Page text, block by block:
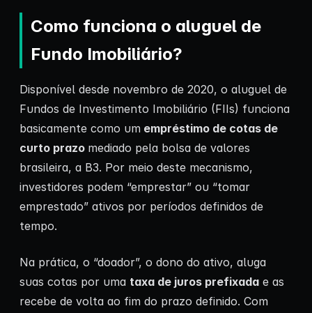
Como funciona o aluguel de
Fundo Imobiliário?
Disponível desde novembro de 2020, o aluguel de
Fundos de Investimento Imobiliário (FIIs) funciona
basicamente como um empréstimo de cotas de
curto prazo mediado pela bolsa de valores
brasileira, a B3. Por meio deste mecanismo,
investidores podem “emprestar” ou “tomar
emprestado” ativos por períodos definidos de
tempo.
Na prática, o “doador”, o dono do ativo, aluga
suas cotas por uma taxa de juros prefixada e as
recebe de volta ao fim do prazo definido. Com